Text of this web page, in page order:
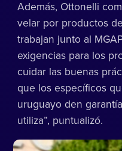
Además, Ottonelli
velar por productos
trabajan junto al
exigencias para los
cuidar las buenas
que los específicos
uruguayo den
utiliza”, puntualizó.